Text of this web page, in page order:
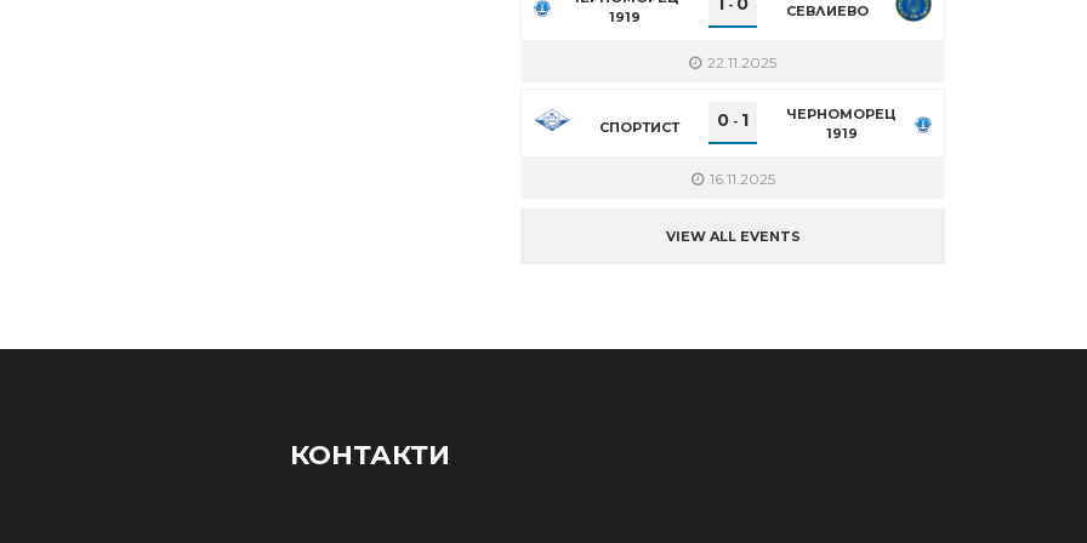
1919
- СЕВЛИЕВО
22.11.2025
СПОРТИСТ 0 - 1
ЧЕРНОМОРЕЦ
1919
16.11.2025
VIEW ALL EVENTS
КОНТАКТИ